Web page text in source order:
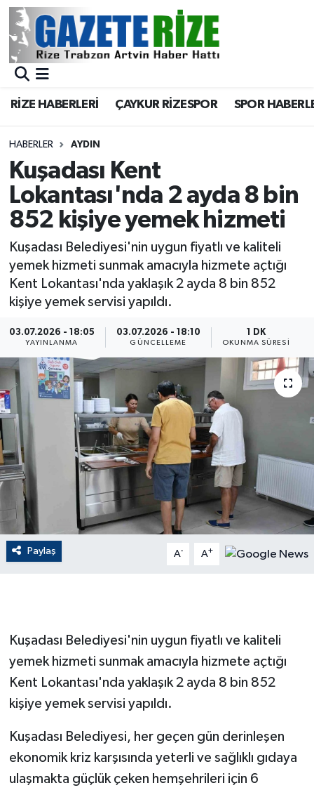
RİZE HABERLERİ ÇAYKUR RİZESPOR SPOR
HABERLER AYDIN
Kuşadası Kent
Lokantası'nda 2 ayda 8 bin
852 kişiye yemek hizmeti
Kuşadası Belediyesi'nin uygun fiyatlı ve kaliteli
yemek hizmeti sunmak amacıyla hizmete açtığı
Kent Lokantası'nda yaklaşık 2 ayda 8 bin 852
kişiye yemek servisi yapıldı.
03.07.2026 - 18:05
YAYINLANMA
03.07.2026 - 18:10
GÜNCELLEME
1 DK
OKUNMA SÜRESI
Paylaş A- A+
Kuşadası Belediyesi'nin uygun fiyatlı ve kaliteli
yemek hizmeti sunmak amacıyla hizmete açtığı
Kent Lokantası'nda yaklaşık 2 ayda 8 bin 852
kişiye yemek servisi yapıldı.
Kuşadası Belediyesi, her geçen gün derinleşen
ekonomik kriz karşısında yeterli ve sağlıklı gıdaya
ulaşmakta güçlük çeken hemşehrileri için 6
BÖLGEMİZ
Asayiş
Rize Jandarma Komutanlığı
Bilim Teknoloji
Advertising news
Canlı Maç
ÇEVRE
Dış Haberler
Dünya
EĞİTİM
EKONOMİ
English News
Finans
GENEL
GÜNDEM
Güvenlik
Merkez Nöbetçi Eczaneler
Merkez Trafik Yoğunluk Haritası
Süper Lig Puan Durumu ve Fikstür
Tüm Manşetler
Son Dakika Haberleri
Haber Arşivi